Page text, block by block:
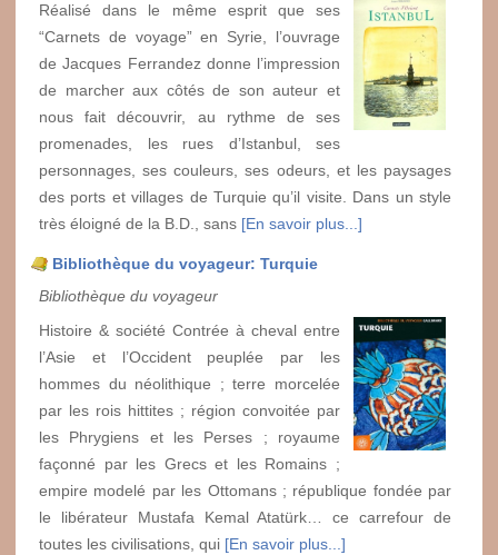
Réalisé dans le même esprit que ses
“Carnets de voyage” en Syrie, l’ouvrage
de Jacques Ferrandez donne l’impression
de marcher aux côtés de son auteur et
nous fait découvrir, au rythme de ses
promenades, les rues d’Istanbul, ses
personnages, ses couleurs, ses odeurs, et les paysages
des ports et villages de Turquie qu’il visite. Dans un style
très éloigné de la B.D., sans [En savoir plus...]
Bibliothèque du voyageur: Turquie
Bibliothèque du voyageur
Histoire & société Contrée à cheval entre
l’Asie et l’Occident peuplée par les
hommes du néolithique ; terre morcelée
par les rois hittites ; région convoitée par
les Phrygiens et les Perses ; royaume
façonné par les Grecs et les Romains ;
empire modelé par les Ottomans ; république fondée par
le libérateur Mustafa Kemal Atatürk… ce carrefour de
toutes les civilisations, qui [En savoir plus...]